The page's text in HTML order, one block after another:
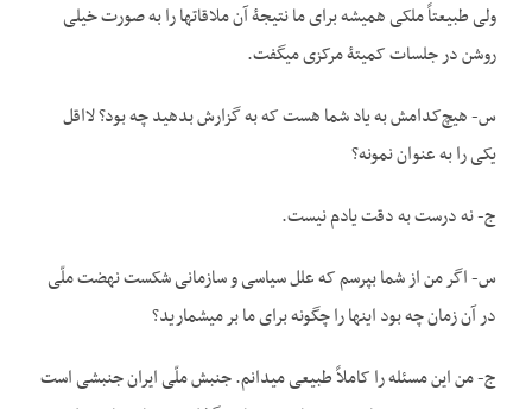
ولی طبیعتاً ملکی همیشه برای ما نتیجۀ آن ملاقات­ها را به صورت خیلی
روشن در جلسات کمیتۀ مرکزی می­گفت.
س- هیچ‌کدامش به یاد شما هست که به گزارش بدهید چه بود؟ لااقل
یکی را به عنوان نمونه؟
ج- نه درست به دقت یادم نیست.
س- اگر من از شما بپرسم که علل سیاسی و سازمانی شکست نهضت ملّی
در آن زمان چه بود اینها را چگونه برای ما بر می­شمارید؟
ج- من این مسئله را کاملاً طبیعی می­دانم. جنبش ملّی ایران جنبشی است